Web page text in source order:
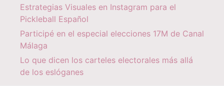
Estrategias Visuales en Instagram para el
Pickleball Español
Participé en el especial elecciones 17M de Canal
Málaga
Lo que dicen los carteles electorales más allá
de los eslóganes